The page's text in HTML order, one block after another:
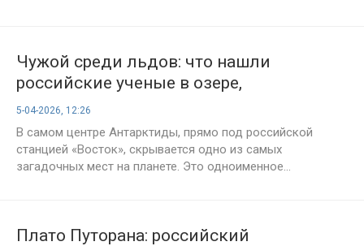
Чужой среди льдов: что нашли
российские ученые в озере,
замурованном под Антарктидой 15
миллионов лет?
5-04-2026, 12:26
В самом центре Антарктиды, прямо под российской
станцией «Восток», скрывается одно из самых
загадочных мест на планете. Это одноименное...
Плато Путорана: российский